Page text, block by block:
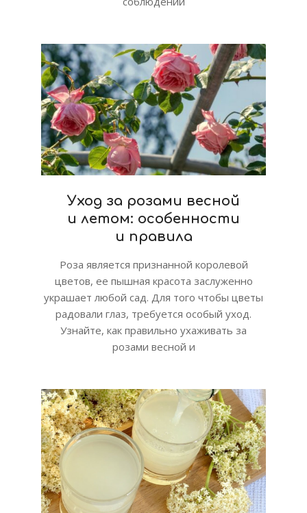
Уход за розами весной
и летом: особенности
и правила
Роза является признанной королевой
цветов, ее пышная красота заслуженно
украшает любой сад. Для того чтобы цветы
радовали глаз, требуется особый уход.
Узнайте, как правильно ухаживать за
розами весной и